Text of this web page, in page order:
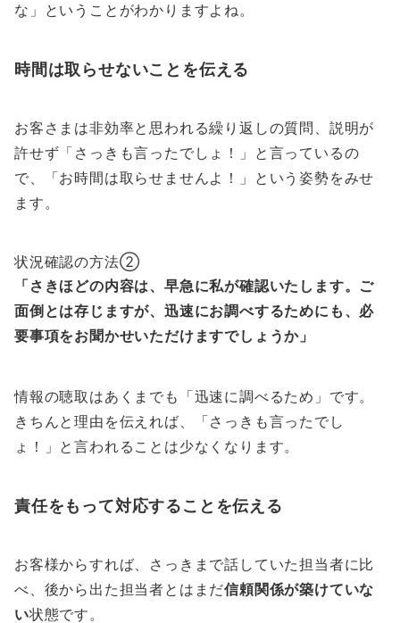
な」ということがわかりますよね。
時間は取らせないことを伝える
お客さまは非効率と思われる繰り返しの質問、説明が
許せず「さっきも言ったでしょ！」と言っているの
で、
「お時間は取らせませんよ！」 という姿勢をみせ
ます。
状況確認の方法②
「 さきほどの内容は、早急に私が確認いたします。 ご
面倒とは存じますが、迅速にお調べするためにも、必
要事項をお聞かせいただけますでしょうか」
情報の聴取はあくまでも「迅速に調べるため」です。
きちんと理由を伝えれば、「さっきも言ったでし
ょ！」と言われることは少なくなります。
責任をもって対応することを伝える
お客様からすれば、さっきまで話していた担当者に比
べ、 後から出た担当者とはまだ信頼関係が築けていな
い状態です。